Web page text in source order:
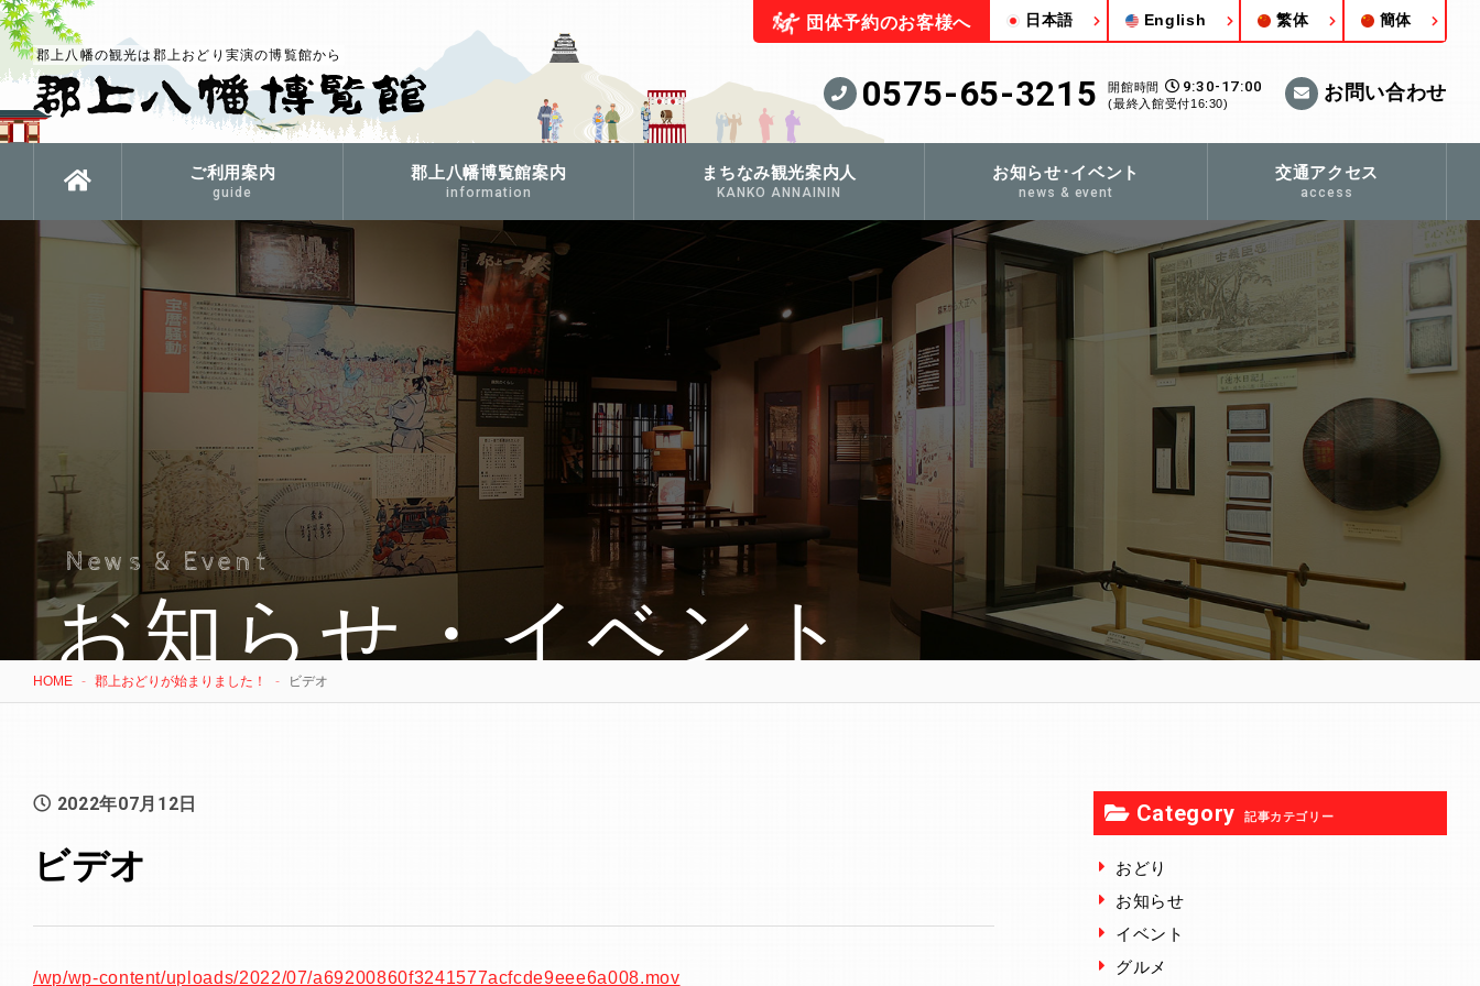
郡上八幡の観光は郡上おどり実演の博覧館から
団体予約のお客様へ 日本語 English 繁体 簡体
0575-65-3215 開館時間 9:30-17:00
(最終入館受付16:30) お問い合わせ
ご利用案内
guide
郡上八幡博覧館案内
information
まちなみ観光案内人
KANKO ANNAININ
お知らせ･イベント
news & event
交通アクセス
access
News & Event
お知らせ・イベント
HOME 郡上おどりが始まりました！ ビデオ
2022年07月12日
ビデオ
/wp/wp-content/uploads/2022/07/a69200860f3241577acfcde9eee6a008.mov
Category 記事カテゴリー
おどり
お知らせ
イベント
グルメ